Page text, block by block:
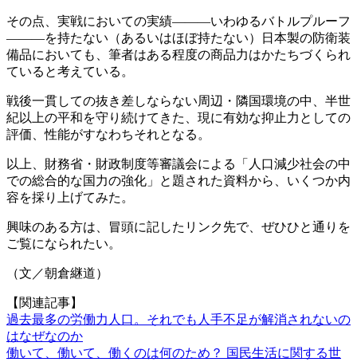
その点、実戦においての実績―――いわゆるバトルプルーフ
―――を持たない（あるいはほぼ持たない）日本製の防衛装
備品においても、筆者はある程度の商品力はかたちづくられ
ていると考えている。
戦後一貫しての抜き差しならない周辺・隣国環境の中、半世
紀以上の平和を守り続けてきた、現に有効な抑止力としての
評価、性能がすなわちそれとなる。
以上、財務省・財政制度等審議会による「人口減少社会の中
での総合的な国力の強化」と題された資料から、いくつか内
容を採り上げてみた。
興味のある方は、冒頭に記したリンク先で、ぜひひと通りを
ご覧になられたい。
（文／朝倉継道）
【関連記事】
過去最多の労働力人口。それでも人手不足が解消されないの
はなぜなのか
働いて、働いて、働くのは何のため？ 国民生活に関する世